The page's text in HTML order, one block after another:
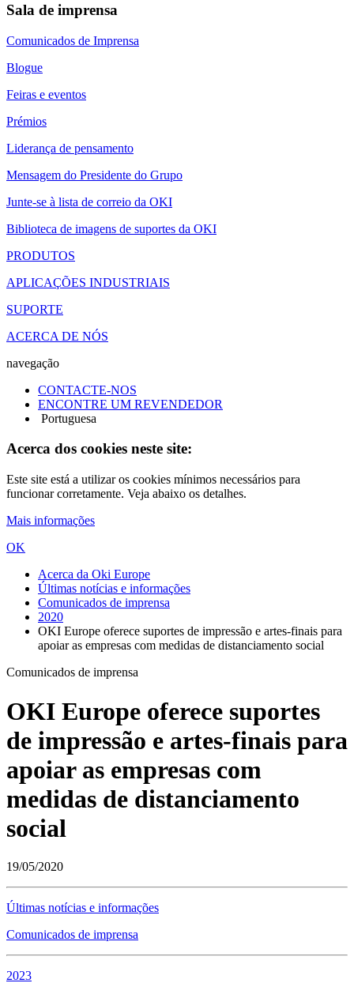
Sala de imprensa
Comunicados de Imprensa
Blogue
Feiras e eventos
Prémios
Liderança de pensamento
Mensagem do Presidente do Grupo
Junte-se à lista de correio da OKI
Biblioteca de imagens de suportes da OKI
PRODUTOS
APLICAÇÕES INDUSTRIAIS
SUPORTE
ACERCA DE NÓS
navegação
CONTACTE-NOS
ENCONTRE UM REVENDEDOR
Portuguesa
Acerca dos cookies neste site:
Este site está a utilizar os cookies mínimos necessários para
funcionar corretamente. Veja abaixo os detalhes.
Mais informações
OK
Acerca da Oki Europe
Últimas notícias e informações
Comunicados de imprensa
2020
OKI Europe oferece suportes de impressão e artes-finais para
apoiar as empresas com medidas de distanciamento social
Comunicados de imprensa
OKI Europe oferece suportes
de impressão e artes-finais para
apoiar as empresas com
medidas de distanciamento
social
19/05/2020
Últimas notícias e informações
Comunicados de imprensa
2023